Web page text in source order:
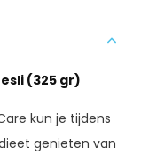
(325 gr)
kun je tijdens
genieten van